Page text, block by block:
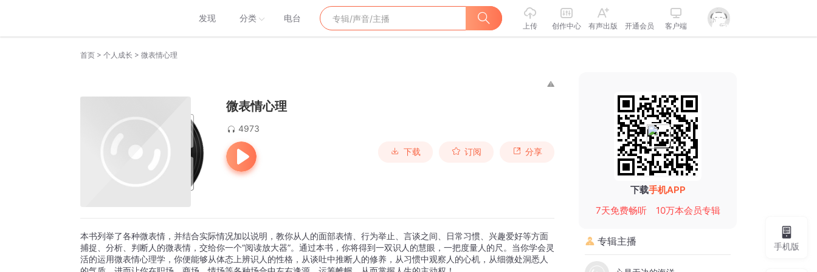
发现 分类 电台
上传 创作中心 有声出版 开通会员 客户端
首页 > 个人成长 > 微表情心理
微表情心理
4973
下载 订阅 分享
本书列举了各种微表情，并结合实际情况加以说明，教你从人的面部表情、行为举止、言谈之间、日常习惯、兴趣爱好等方面
捕捉、分析、判断人的微表情，交给你一个“阅读放大器”。通过本书，你将得到一双识人的慧眼，一把度量人的尺。当你学会灵
活的运用微表情心理学，你便能够从体态上辨识人的性格，从谈吐中推断人的修养，从习惯中观察人的心机，从细微处洞悉人
下载手机APP
7天免费畅听
10万本会员专辑
专辑主播 手机版